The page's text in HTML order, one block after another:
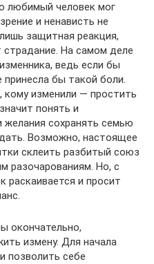
любимый человек мог
и ненависть не
защитная реакция,
страдание. На самом деле
ведь если бы
бы такой боли.
кому изменили — простить
понять и
сохранять семью
Возможно, настоящее
склеить разбитый союз
разочарованиям. Но, с
раскаивается и просит
окончательно,
измену. Для начала
позволить себе